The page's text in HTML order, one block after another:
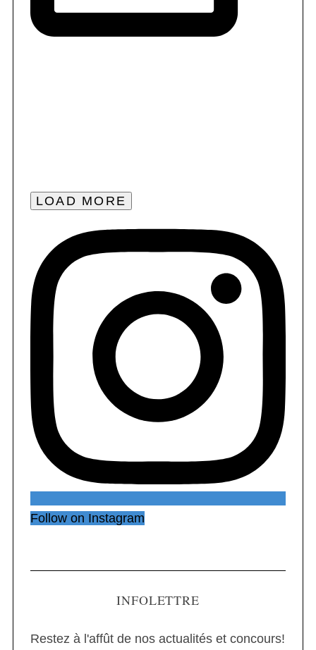
LOAD MORE
Follow on Instagram
INFOLETTRE
Restez à l'affût de nos actualités et concours!